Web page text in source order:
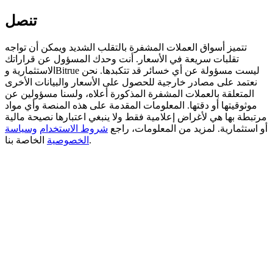
Register & Trade to Win 500,000 USDT
Precious Metals Trading Carnival
Trade Gold & Silver · 33,333 USDT Bonus
تنصل
تتميز أسواق العملات المشفرة بالتقلب الشديد ويمكن أن تواجه
تقلبات سريعة في الأسعار. أنت وحدك المسؤول عن قراراتك
الاستثمارية وBitrue ليست مسؤولة عن أي خسائر قد تتكبدها. نحن
نعتمد على مصادر خارجية للحصول على الأسعار والبيانات الأخرى
المتعلقة بالعملات المشفرة المذكورة أعلاه، ولسنا مسؤولين عن
موثوقيتها أو دقتها. المعلومات المقدمة على هذه المنصة وأي مواد
مرتبطة بها هي لأغراض إعلامية فقط ولا ينبغي اعتبارها نصيحة مالية
أو استثمارية. لمزيد من المعلومات، راجع شروط الاستخدام وسياسة
الخصوصية الخاصة بنا.